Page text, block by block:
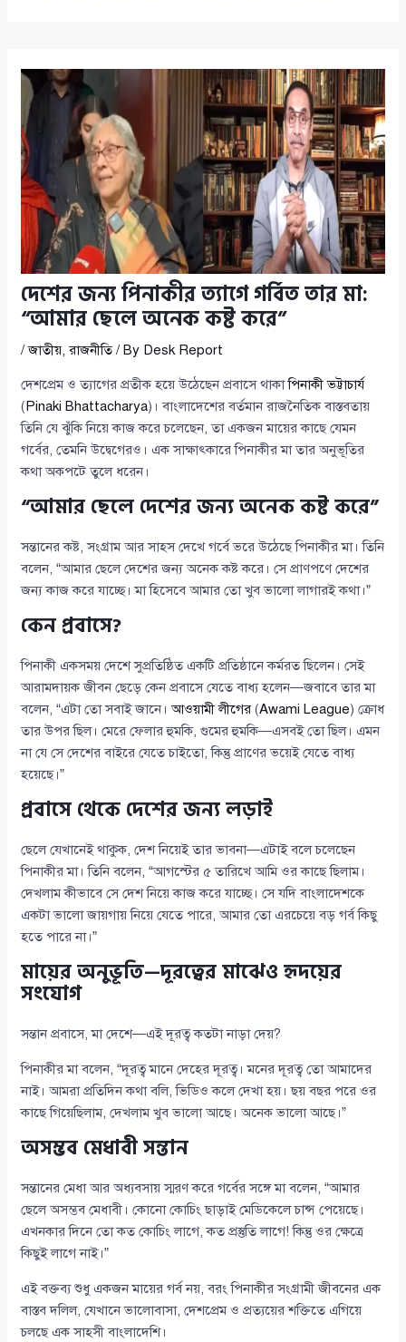
দেশের জন্য পিনাকীর ত্যাগে গর্বিত তার মা:
“আমার ছেলে অনেক কষ্ট করে”
/জাতীয়,রাজনীতি/ By Desk Report
দেশপ্রেম ও ত্যাগের প্রতীক হয়ে উঠেছেন প্রবাসে থাকাপিনাকী ভট্টাচার্য
( Pinaki Bhattacharya)। বাংলাদেশের বর্তমান রাজনৈতিক বাস্তবতায়
তিনি যে ঝুঁকি নিয়ে কাজ করে চলেছেন, তা একজন মায়ের কাছে যেমন
গর্বের, তেমনি উদ্বেগেরও। এক সাক্ষাৎকারে পিনাকীর মা তার অনুভূতির
কথা অকপটে তুলে ধরেন।
“আমার ছেলে দেশের জন্য অনেক কষ্ট করে”
সন্তানের কষ্ট, সংগ্রাম আর সাহস দেখে গর্বে ভরে উঠেছে পিনাকীর মা। তিনি
বলেন, “আমার ছেলে দেশের জন্য অনেক কষ্ট করে। সে প্রাণপণে দেশের
জন্য কাজ করে যাচ্ছে। মা হিসেবে আমার তো খুব ভালো লাগারই কথা।”
কেন প্রবাসে?
পিনাকী একসময় দেশে সুপ্রতিষ্ঠিত একটি প্রতিষ্ঠানে কর্মরত ছিলেন। সেই
আরামদায়ক জীবন ছেড়ে কেন প্রবাসে যেতে বাধ্য হলেন—জবাবে তার মা
বলেন, “এটা তো সবাই জানে।আওয়ামী লীগের (Awami League) ক্রোধ
তার উপর ছিল। মেরে ফেলার হুমকি, গুমের হুমকি—এসবই তো ছিল। এমন
না যে সে দেশের বাইরে যেতে চাইতো, কিন্তু প্রাণের ভয়েই যেতে বাধ্য
হয়েছে।”
প্রবাসে থেকে দেশের জন্য লড়াই
ছেলে যেখানেই থাকুক, দেশ নিয়েই তার ভাবনা—এটাই বলে চলেছেন
পিনাকীর মা। তিনি বলেন, “আগস্টের ৫ তারিখে আমি ওর কাছে ছিলাম।
দেখলাম কীভাবে সে দেশ নিয়ে কাজ করে যাচ্ছে। সে যদি বাংলাদেশকে
একটা ভালো জায়গায় নিয়ে যেতে পারে, আমার তো এরচেয়ে বড় গর্ব কিছু
হতে পারে না।”
মায়ের অনুভূতি—দূরত্বের মাঝেও হৃদয়ের
সংযোগ
সন্তান প্রবাসে, মা দেশে—এই দূরত্ব কতটা নাড়া দেয়?
পিনাকীর মা বলেন, “দূরত্ব মানে দেহের দূরত্ব। মনের দূরত্ব তো আমাদের
নাই। আমরা প্রতিদিন কথা বলি, ভিডিও কলে দেখা হয়। ছয় বছর পরে ওর
কাছে গিয়েছিলাম, দেখলাম খুব ভালো আছে। অনেক ভালো আছে।”
অসম্ভব মেধাবী সন্তান
সন্তানের মেধা আর অধ্যবসায় স্মরণ করে গর্বের সঙ্গে মা বলেন, “আমার
ছেলে অসম্ভব মেধাবী। কোনো কোচিং ছাড়াই মেডিকেলে চান্স পেয়েছে।
এখনকার দিনে তো কত কোচিং লাগে, কত প্রস্তুতি লাগে! কিন্তু ওর ক্ষেত্রে
কিছুই লাগে নাই।”
এই বক্তব্য শুধু একজন মায়ের গর্ব নয়, বরং পিনাকীর সংগ্রামী জীবনের এক
বাস্তব দলিল, যেখানে ভালোবাসা, দেশপ্রেম ও প্রত্যয়ের শক্তিতে এগিয়ে
চলছে এক সাহসী বাংলাদেশি।